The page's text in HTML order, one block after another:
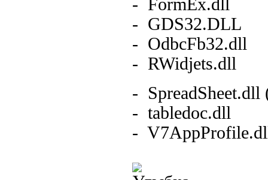
- FormEx.dll
- GDS32.DLL
- OdbcFb32.dll
- RWidjets.dll
-
- tabledoc.dll
-